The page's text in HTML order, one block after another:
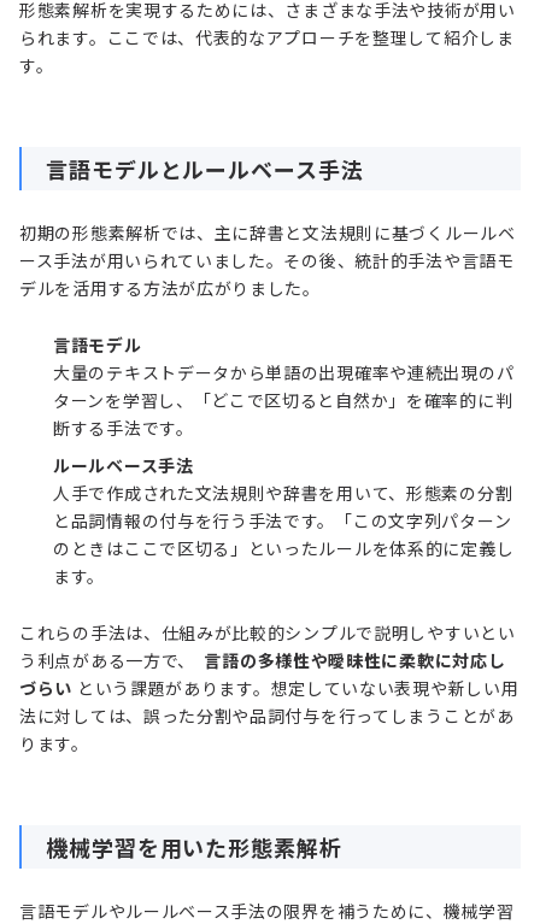
形態素解析を実現するためには、さまざまな手法や技術が用い
られます。ここでは、代表的なアプローチを整理して紹介しま
す。
言語モデルとルールベース手法
初期の形態素解析では、主に辞書と文法規則に基づくルールベ
ース手法が用いられていました。その後、統計的手法や言語モ
デルを活用する方法が広がりました。
言語モデル
大量のテキストデータから単語の出現確率や連続出現のパ
ターンを学習し、「どこで区切ると自然か」を確率的に判
断する手法です。
ルールベース手法
人手で作成された文法規則や辞書を用いて、形態素の分割
と品詞情報の付与を行う手法です。「この文字列パターン
のときはここで区切る」といったルールを体系的に定義し
ます。
これらの手法は、仕組みが比較的シンプルで説明しやすいとい
う利点がある一方で、
言語の多様性や曖昧性に柔軟に対応し
づらい という課題があります。想定していない表現や新しい用
法に対しては、誤った分割や品詞付与を行ってしまうことがあ
ります。
機械学習を用いた形態素解析
言語モデルやルールベース手法の限界を補うために、機械学習